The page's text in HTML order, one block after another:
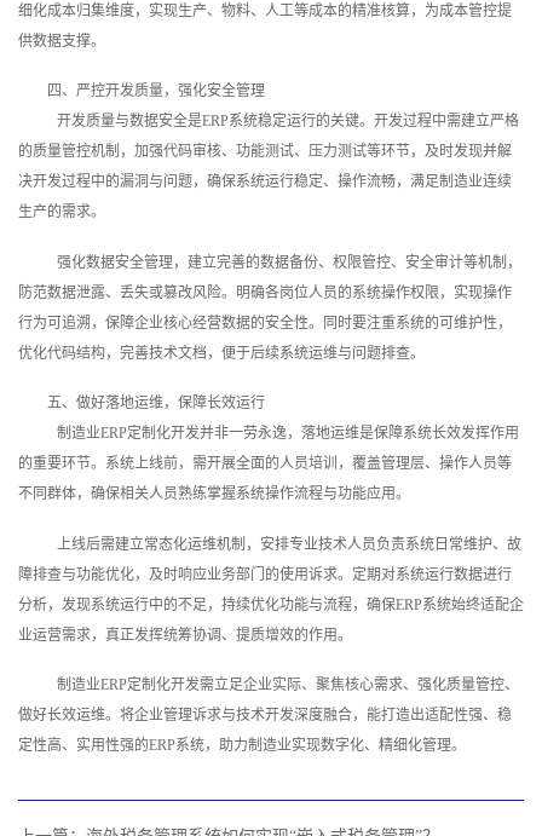
细化成本归集维度，实现生产、物料、人工等成本的精准核算，为成本管控提
供数据支撑。
四、严控开发质量，强化安全管理
开发质量与数据安全是ERP系统稳定运行的关键。开发过程中需建立严格
的质量管控机制，加强代码审核、功能测试、压力测试等环节，及时发现并解
决开发过程中的漏洞与问题，确保系统运行稳定、操作流畅，满足制造业连续
生产的需求。
强化数据安全管理，建立完善的数据备份、权限管控、安全审计等机制，
防范数据泄露、丢失或篡改风险。明确各岗位人员的系统操作权限，实现操作
行为可追溯，保障企业核心经营数据的安全性。同时要注重系统的可维护性，
优化代码结构，完善技术文档，便于后续系统运维与问题排查。
五、做好落地运维，保障长效运行
制造业ERP定制化开发并非一劳永逸，落地运维是保障系统长效发挥作用
的重要环节。系统上线前，需开展全面的人员培训，覆盖管理层、操作人员等
不同群体，确保相关人员熟练掌握系统操作流程与功能应用。
上线后需建立常态化运维机制，安排专业技术人员负责系统日常维护、故
障排查与功能优化，及时响应业务部门的使用诉求。定期对系统运行数据进行
分析，发现系统运行中的不足，持续优化功能与流程，确保ERP系统始终适配企
业运营需求，真正发挥统筹协调、提质增效的作用。
制造业ERP定制化开发需立足企业实际、聚焦核心需求、强化质量管控、
做好长效运维。将企业管理诉求与技术开发深度融合，能打造出适配性强、稳
定性高、实用性强的ERP系统，助力制造业实现数字化、精细化管理。